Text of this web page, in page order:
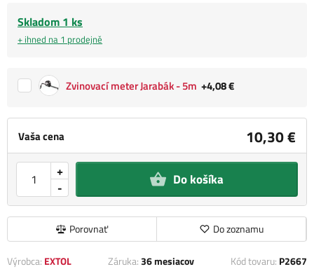
Vaša cena 10,30 €
-
+ Do košíka
Porovnať Do zoznamu
Skladom 1 ks
+ ihned na 1 prodejně
Zvinovací meter Jarabák - 5m +4,08 €
Výrobca: EXTOL
Záruka:36 mesiacov Kód tovaru: P2667